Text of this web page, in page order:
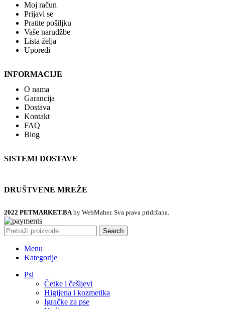
Moj račun
Prijavi se
Pratite pošiljku
Vaše narudžbe
Lista želja
Uporedi
INFORMACIJE
O nama
Garancija
Dostava
Kontakt
FAQ
Blog
SISTEMI DOSTAVE
DRUŠTVENE MREŽE
2022 PETMARKET.BAby WebMaher. Sva prava pridržana.
Search
Menu
Kategorije
Psi
Četke i češljevi
Higijena i kozmetika
Igračke za pse